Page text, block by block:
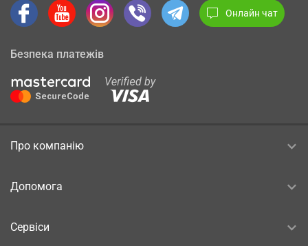
Онлайн чат
Безпека платежів
Про компанію
Допомога
Сервіси